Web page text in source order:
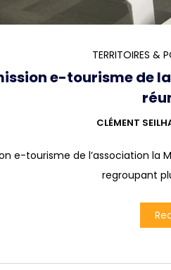
TERRITOIRES &
e-tourisme de
CLÉMENT
e-tourisme de l’association la
regroupant